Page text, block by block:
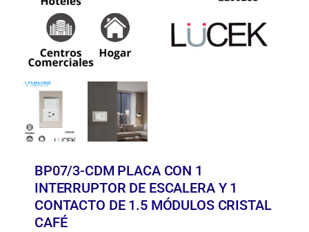
BP07/3-CDM PLACA CON 1
INTERRUPTOR DE ESCALERA Y 1
CONTACTO DE 1.5 MÓDULOS CRISTAL
CAFÉ